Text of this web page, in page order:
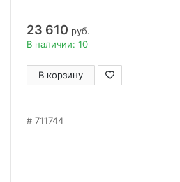
23 610 руб.
В наличии: 10
В корзину
711744